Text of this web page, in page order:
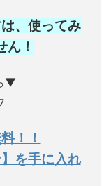
、使ってみ
ん ！
▼
！！
を手に入れ